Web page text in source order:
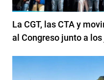
La CGT, las CTA y
al Congreso junto a